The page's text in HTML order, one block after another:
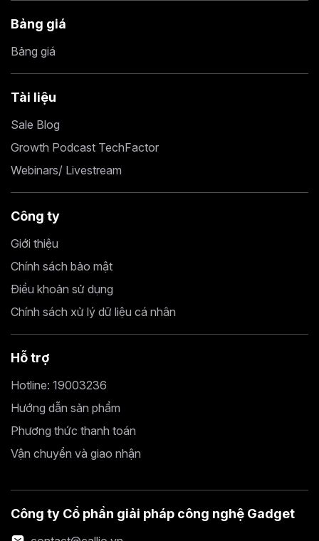
Bảng giá
Bảng giá
Tài liệu
Sale Blog
Growth Podcast TechFactor
Webinars/ Livestream
Công ty
Giới thiệu
Chính sách bảo mật
Điều khoản sử dụng
Chính sách xử lý dữ liệu cá nhân
Hỗ trợ
Hotline: 19003236
Hướng dẫn sản phẩm
Phương thức thanh toán
Vận chuyển và giao nhận
Công ty Cổ phần giải pháp công nghệ Gadget